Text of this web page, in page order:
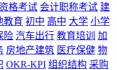
格考试 会计职称考试 建
教育 初中 高中 大学 小学
险 汽车出行 教育培训
加
房地产建筑 医疗保健 物
OKR-KPI 组织结构 采购